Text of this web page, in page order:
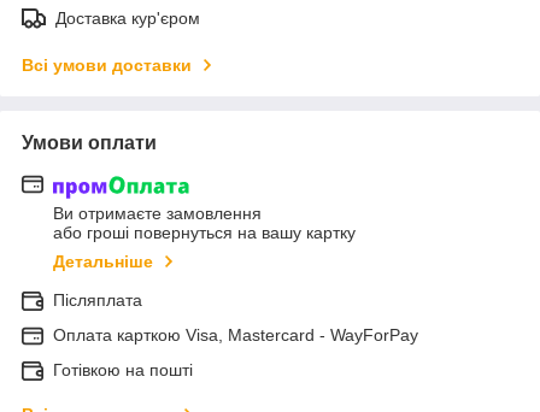
Доставка кур'єром
Всі умови доставки
Умови оплати
Ви отримаєте замовлення
або гроші повернуться на вашу картку
Детальніше
Післяплата
Оплата карткою Visa, Mastercard - WayForPay
Готівкою на пошті